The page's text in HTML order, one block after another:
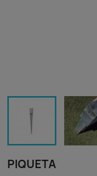
PIQUETA